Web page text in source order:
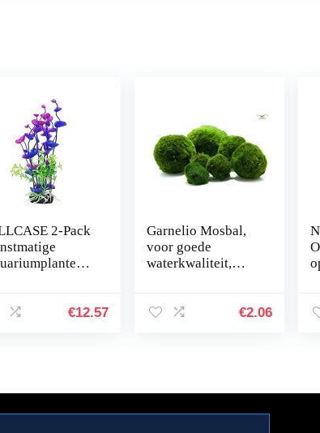
2-Pack
Plastic
€12.57
Garnelio Mosbal,
voor goede
waterkwaliteit,
grootte: 3 tot 5 cm
€2.06